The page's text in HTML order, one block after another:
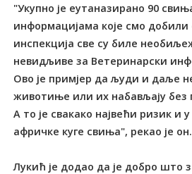
"Укупно је еутаназирано 90
информацијама које смо
инспекција све су биле
невидљиве за Ветеринарски
Ово је примјер да људи и даље
животиње или их набављају без
А то је свакако највећи ризик и
афричке куге свиња", рекао је он.
Лукић је додао да је добро што